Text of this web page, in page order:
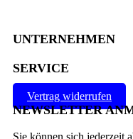
UNTERNEHMEN
SERVICE
Vertrag widerrufen
NEWSLETTER